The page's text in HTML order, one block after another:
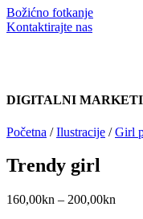
Božićno fotkanje
Kontaktirajte nas
DIGITALNI
Početna /Ilustracije /Girl
Trendy girl
160,00kn – 200,00kn